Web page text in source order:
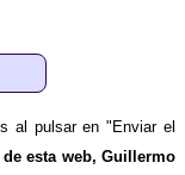
al pulsar en "Enviar el
esta web, Guillermo